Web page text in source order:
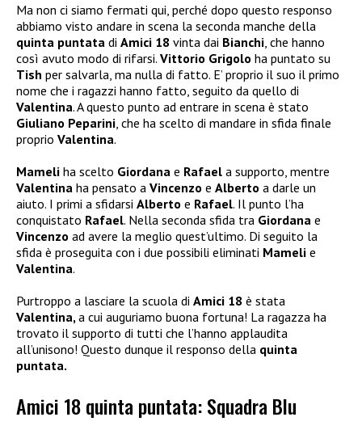
Ma non ci siamo fermati qui, perché dopo questo responso
abbiamo visto andare in scena la seconda manche della
quinta puntata di Amici 18 vinta dai Bianchi , che hanno
così avuto modo di rifarsi. Vittorio Grigolo ha puntato su
Tish per salvarla, ma nulla di fatto. E’ proprio il suo il primo
nome che i ragazzi hanno fatto, seguito da quello di
Valentina. A questo punto ad entrare in scena è stato
Giuliano Peparini , che ha scelto di mandare in sfida finale
proprio Valentina.
Mameli ha scelto Giordana e Rafael a supporto, mentre
Valentina ha pensato a Vincenzo e Alberto a darle un
aiuto. I primi a sfidarsi Alberto e Rafael. Il punto l’ha
conquistato Rafael. Nella seconda sfida tra Giordana e
Vincenzo ad avere la meglio quest’ultimo. Di seguito la
sfida è proseguita con i due possibili eliminati Mameli e
Valentina.
Purtroppo a lasciare la scuola di Amici 18 è stata
Valentina, a cui auguriamo buona fortuna! La ragazza ha
trovato il supporto di tutti che l’hanno applaudita
all’unisono! Questo dunque il responso della quinta
puntata.
Amici 18 quinta puntata: Squadra Blu